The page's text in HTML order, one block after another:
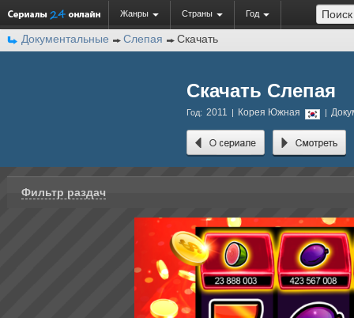
Документальные Слепая Скачать
Жанры Страны Год
Скачать Слепая
Год: 2011 | Корея Южная |
Фильтр раздач